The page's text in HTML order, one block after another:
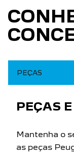
PEÇAS
PEÇAS
Mantenha o
as peças